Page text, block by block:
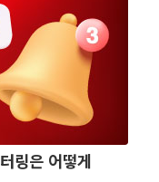
링은 어떻게